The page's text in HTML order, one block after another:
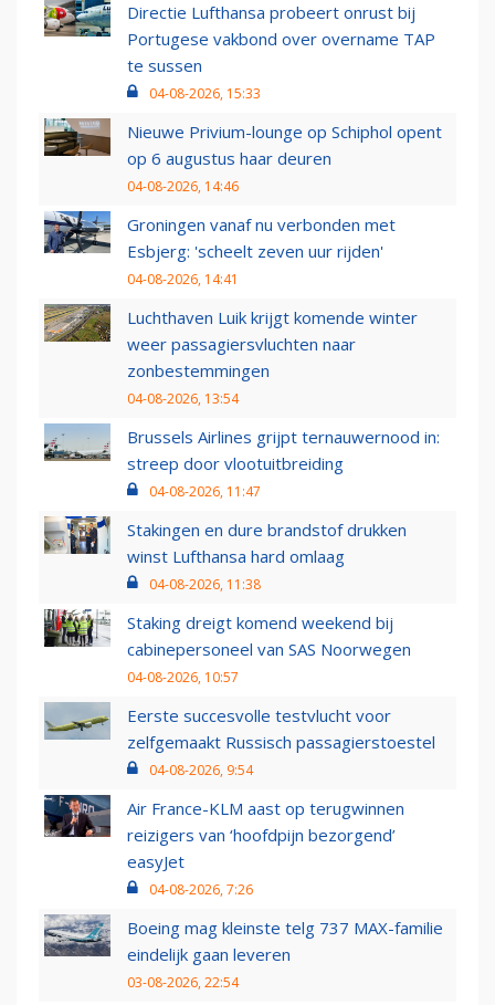
Directie Lufthansa probeert onrust bij
Portugese vakbond over overname TAP
te sussen
04-08-2026, 15:33
Nieuwe Privium-lounge op Schiphol opent
op 6 augustus haar deuren
04-08-2026, 14:46
Groningen vanaf nu verbonden met
Esbjerg: 'scheelt zeven uur rijden'
04-08-2026, 14:41
Luchthaven Luik krijgt komende winter
weer passagiersvluchten naar
zonbestemmingen
04-08-2026, 13:54
Brussels Airlines grijpt ternauwernood in:
streep door vlootuitbreiding
04-08-2026, 11:47
Stakingen en dure brandstof drukken
winst Lufthansa hard omlaag
04-08-2026, 11:38
Staking dreigt komend weekend bij
cabinepersoneel van SAS Noorwegen
04-08-2026, 10:57
Eerste succesvolle testvlucht voor
zelfgemaakt Russisch passagierstoestel
04-08-2026, 9:54
Air France-KLM aast op terugwinnen
reizigers van ‘hoofdpijn bezorgend’
easyJet
04-08-2026, 7:26
Boeing mag kleinste telg 737 MAX-familie
eindelijk gaan leveren
03-08-2026, 22:54